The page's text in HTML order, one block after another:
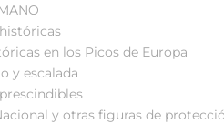
en los Picos de Europa
y escalada
y otras figuras de